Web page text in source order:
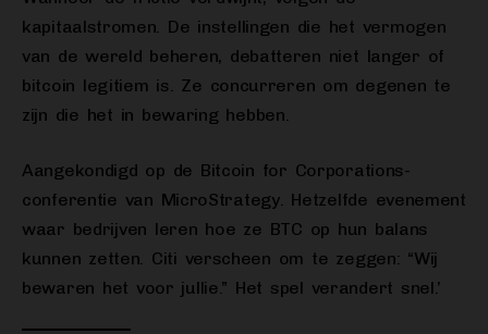
kapitaalstromen. De instellingen die het vermogen
van de wereld beheren, debatteren niet langer of
bitcoin legitiem is. Ze concurreren om degenen te
zijn die het in bewaring hebben.
Aangekondigd op de Bitcoin for Corporations-
conferentie van MicroStrategy. Hetzelfde evenement
waar bedrijven leren hoe ze BTC op hun balans
kunnen zetten. Citi verscheen om te zeggen: “Wij
bewaren het voor jullie.” Het spel verandert snel.’